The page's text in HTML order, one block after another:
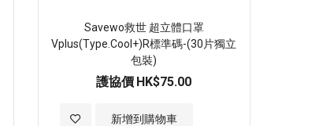
Savewo救世 超立體口罩
Vplus(Type.Cool+)R標準碼-(30片獨立
包裝)
護協價 HK$75.00
新增到購物車
加